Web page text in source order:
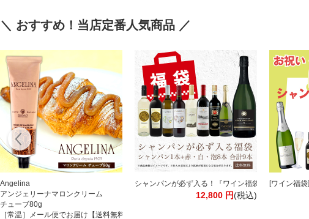
＼ おすすめ！当店定番人気商品 ／
ます］
] 【3～4営業日以内に出荷】【送料無料※北海道追加料金※沖縄離島不可】伊藤園
アイスコーヒー 紙パック ブラック 無糖 リキッドコーヒー［北海道・沖縄・離島は追加送料
Angelina
アンジェリーナマロンクリーム
チューブ80g
［常温］メール便でお届け【送料無料】【3～4営業日以内に出荷】
シャンパンが必ず入る！『ワイン福袋』欧州産ワイ
12,800 円(税込)
[ワイン福